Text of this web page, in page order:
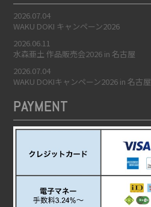
2026.07.04
WAKU DOKI キャンペーン2026
2026.06.11
水森亜土 作品販売会2026 in 名古屋
2026.07.04
WAKU DOKIキャンペーン2026 in 名古屋
PAYMENT